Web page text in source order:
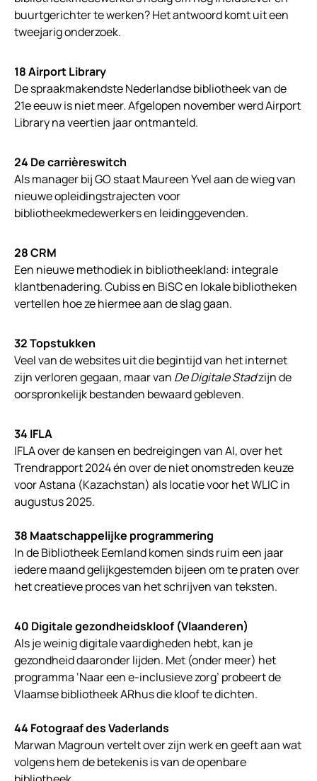
buurtgerichter te werken? Het antwoord komt uit een
tweejarig onderzoek.
18 Airport Library
De spraakmakendste Nederlandse bibliotheek van de
21e eeuw is niet meer. Afgelopen november werd Airport
Library na veertien jaar ontmanteld.
24 De carrièreswitch
Als manager bij GO staat Maureen Yvel aan de wieg van
nieuwe opleidingstrajecten voor
bibliotheekmedewerkers en leidinggevenden.
28 CRM
Een nieuwe methodiek in bibliotheekland: integrale
klantbenadering. Cubiss en BiSC en lokale bibliotheken
vertellen hoe ze hiermee aan de slag gaan.
32 Topstukken
Veel van de websites uit die begintijd van het internet
zijn verloren gegaan, maar van De Digitale Stadzijn de
oorspronkelijk bestanden bewaard gebleven.
34 IFLA
IFLA over de kansen en bedreigingen van AI, over het
Trendrapport 2024 én over de niet onomstreden keuze
voor Astana (Kazachstan) als locatie voor het WLIC in
augustus 2025.
38 Maatschappelijke programmering
In de Bibliotheek Eemland komen sinds ruim een jaar
iedere maand gelijkgestemden bijeen om te praten over
het creatieve proces van het schrijven van teksten.
40 Digitale gezondheidskloof (Vlaanderen)
Als je weinig digitale vaardigheden hebt, kan je
gezondheid daaronder lijden. Met (onder meer) het
programma ‘Naar een e-inclusieve zorg’ probeert de
Vlaamse bibliotheek ARhus die kloof te dichten.
44 Fotograaf des Vaderlands
Marwan Magroun vertelt over zijn werk en geeft aan wat
volgens hem de betekenis is van de openbare